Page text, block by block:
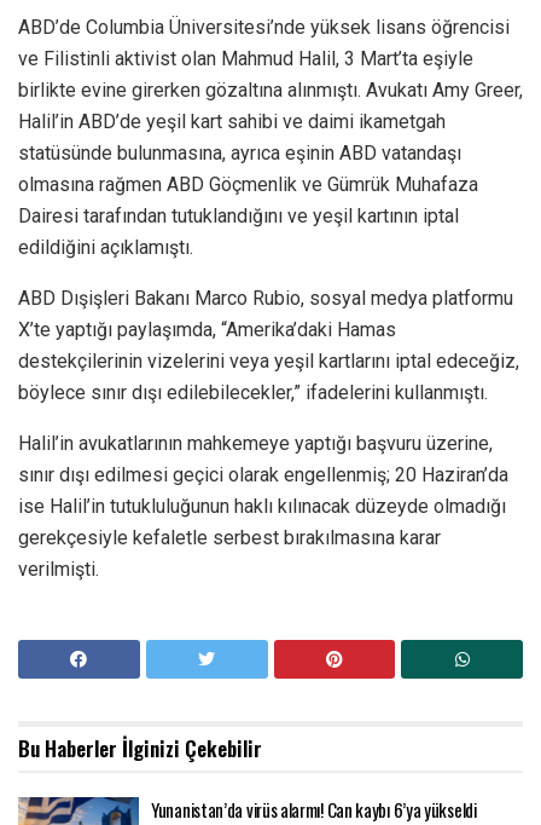
ABD’de Columbia Üniversitesi’nde yüksek lisans öğrencisi
ve Filistinli aktivist olan Mahmud Halil, 3 Mart’ta eşiyle
birlikte evine girerken gözaltına alınmıştı. Avukatı Amy Greer,
Halil’in ABD’de yeşil kart sahibi ve daimi ikametgah
statüsünde bulunmasına, ayrıca eşinin ABD vatandaşı
olmasına rağmen ABD Göçmenlik ve Gümrük Muhafaza
Dairesi tarafından tutuklandığını ve yeşil kartının iptal
edildiğini açıklamıştı.
ABD Dışişleri Bakanı Marco Rubio, sosyal medya platformu
X’te yaptığı paylaşımda, “Amerika’daki Hamas
destekçilerinin vizelerini veya yeşil kartlarını iptal edeceğiz,
böylece sınır dışı edilebilecekler,” ifadelerini kullanmıştı.
Halil’in avukatlarının mahkemeye yaptığı başvuru üzerine,
sınır dışı edilmesi geçici olarak engellenmiş; 20 Haziran’da
ise Halil’in tutukluluğunun haklı kılınacak düzeyde olmadığı
gerekçesiyle kefaletle serbest bırakılmasına karar
verilmişti.
Bu Haberler İlginizi Çekebilir
Yunanistan’da virüs alarmı! Can kaybı 6’ya yükseldi